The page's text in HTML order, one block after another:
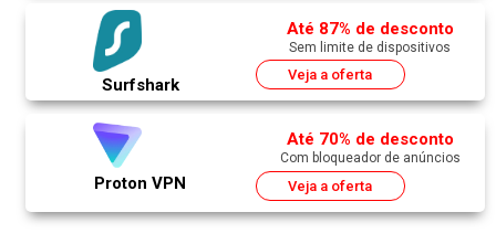
Surfshark
Até 87% de desconto
Sem limite de dispositivos
Veja a oferta
Proton VPN
Até 70% de desconto
Com bloqueador de anúncios
Veja a oferta